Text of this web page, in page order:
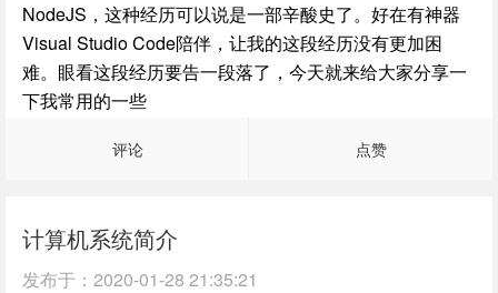
NodeJS，这种经历可以说是一部辛酸史了。好在有神器
Visual Studio Code陪伴，让我的这段经历没有更加困
难。眼看这段经历要告一段落了，今天就来给大家分享一
下我常用的一些
评论 点赞
计算机系统简介
发布于： 2020-01-28 21:35:21